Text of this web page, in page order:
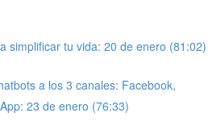
simplificar tu vida: 20 de enero (81:02)
a los 3 canales: Facebook,
23 de enero (76:33)